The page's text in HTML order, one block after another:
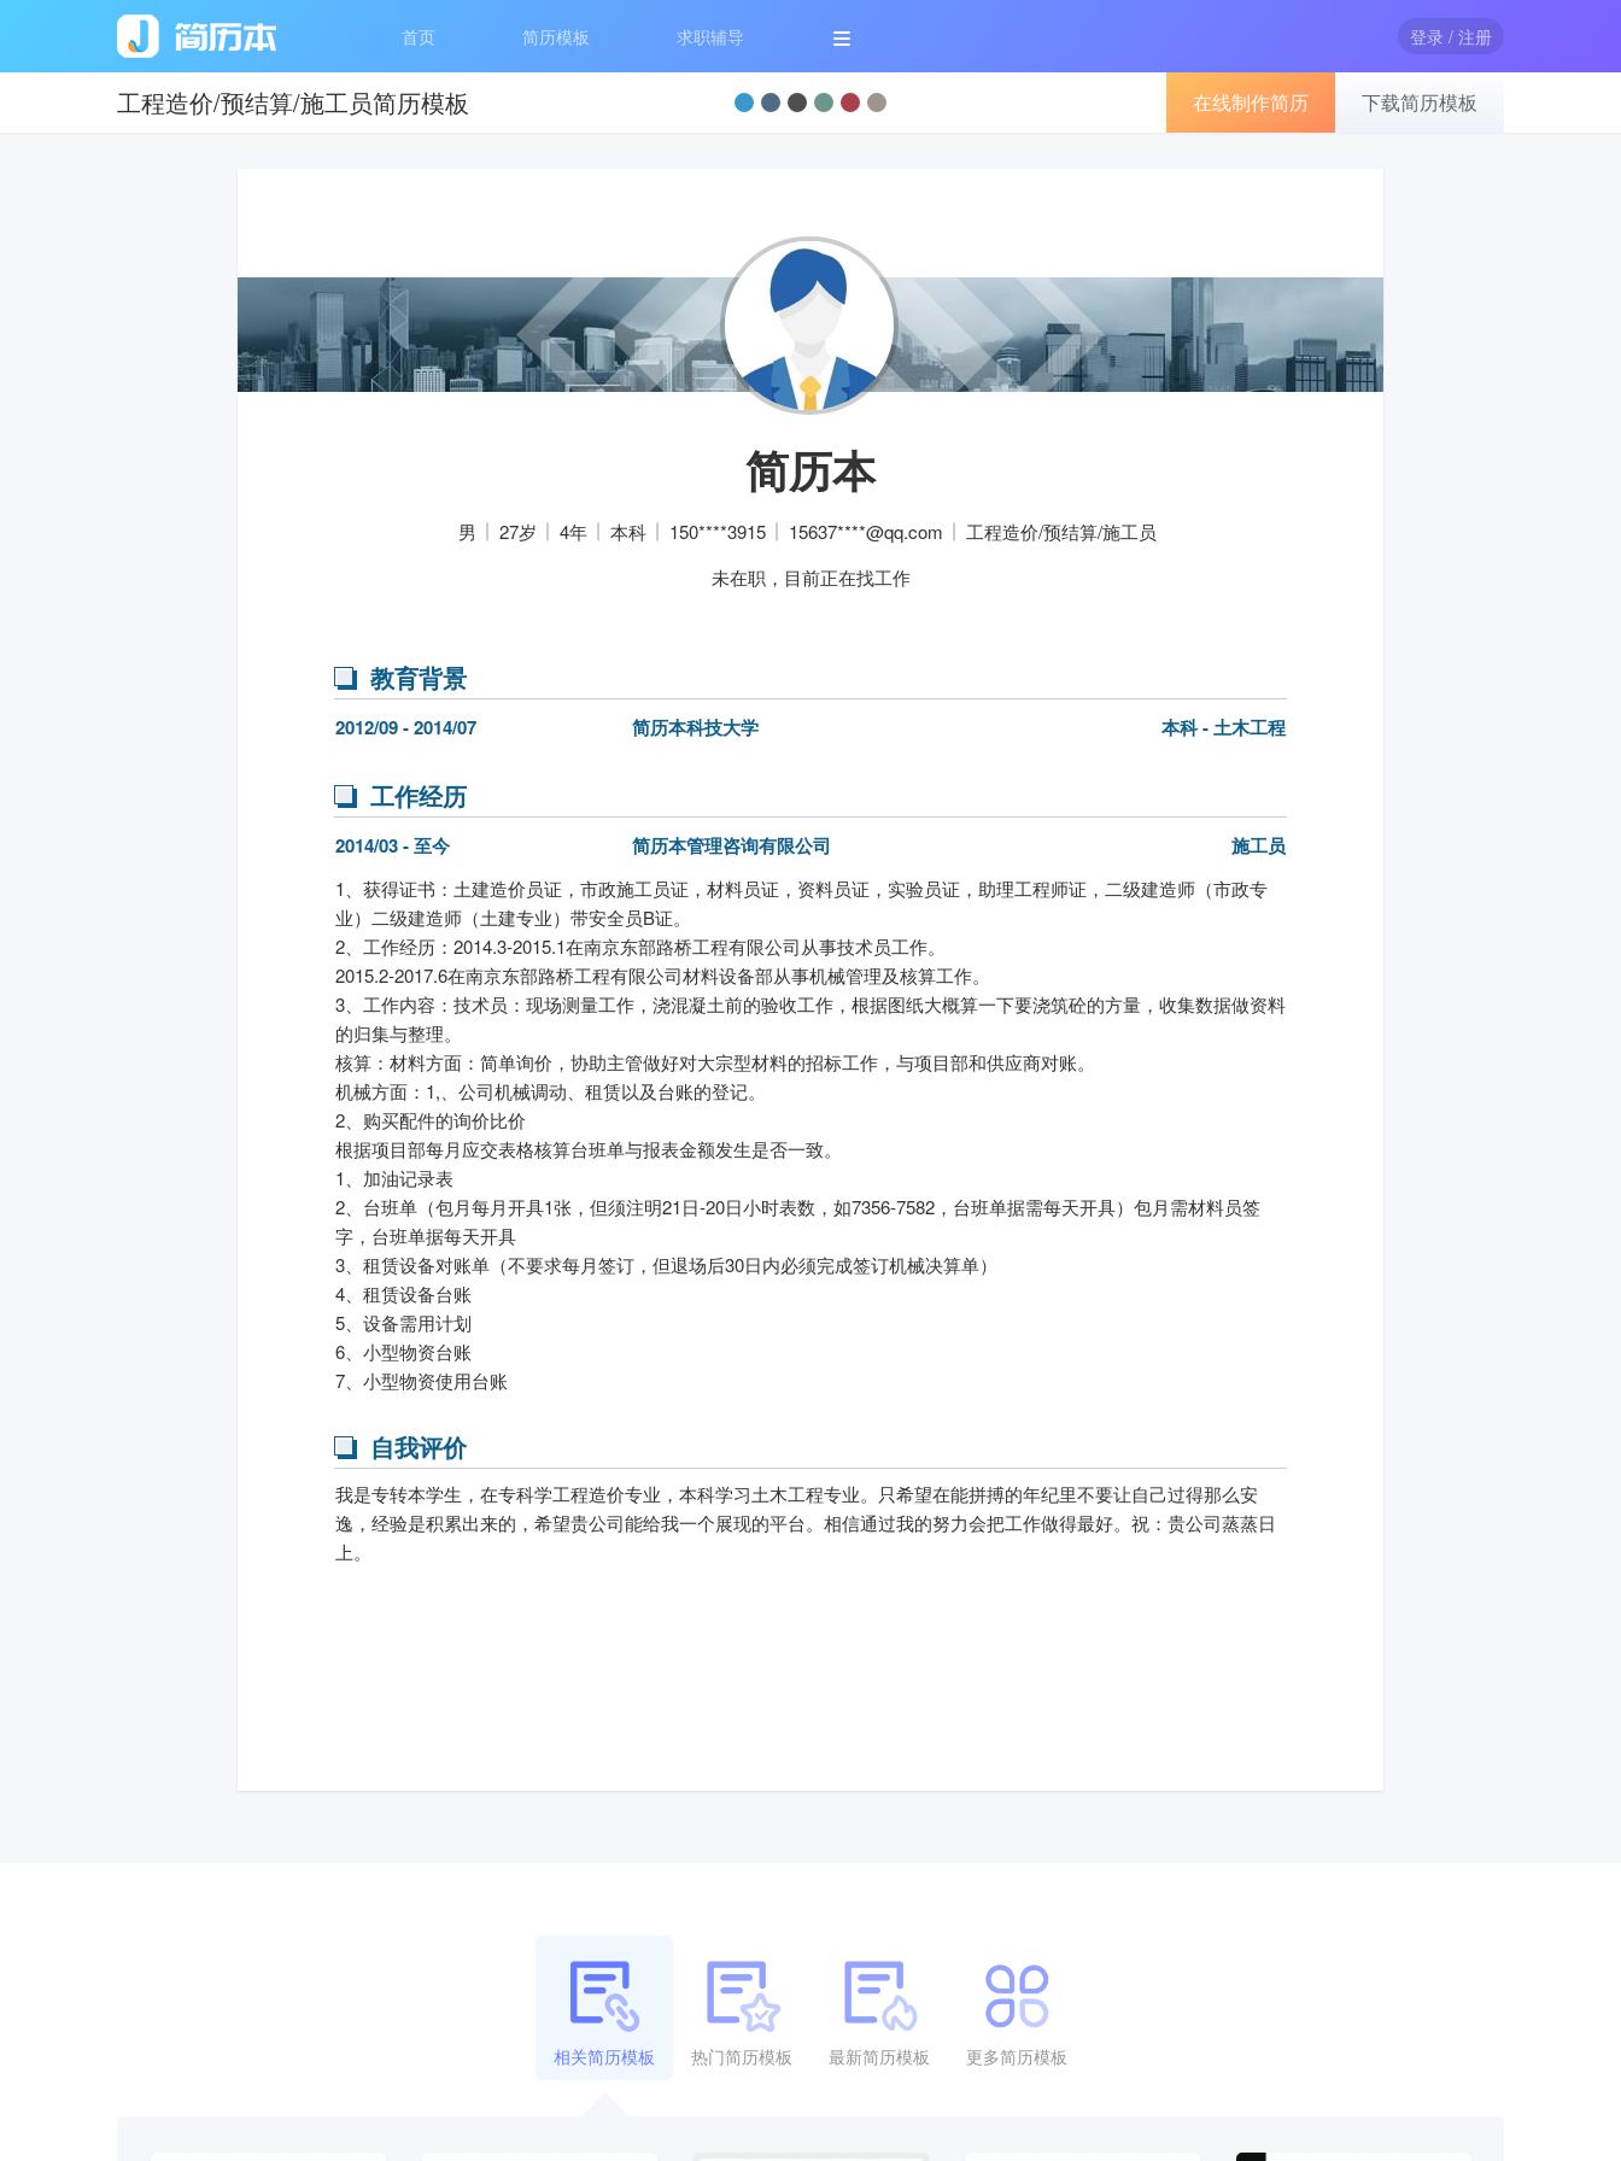
首页 简历模板 求职辅导 登录 / 注册
工程造价/预结算/施工员简历模板 在线制作简历 下载简历模板
◈
简历本
男 27岁 4年 本科 150****3915 15637****@qq.com
工程造价/预结算/施工员
未在职，目前正在找工作
教育背景
2012/09 - 2014/07 简历本科技大学 本科 - 土木工程
工作经历
2014/03 - 至今 简历本管理咨询有限公司 施工员
1、获得证书：土建造价员证，市政施工员证，材料员证，资料员证，实验员证，助理工程师证，二级建造师（市政专
业）二级建造师（土建专业）带安全员B证。
2、工作经历：2014.3-2015.1在南京东部路桥工程有限公司从事技术员工作。
2015.2-2017.6在南京东部路桥工程有限公司材料设备部从事机械管理及核算工作。
3、工作内容：技术员：现场测量工作，浇混凝土前的验收工作，根据图纸大概算一下要浇筑砼的方量，收集数据做资料
的归集与整理。
核算：材料方面：简单询价，协助主管做好对大宗型材料的招标工作，与项目部和供应商对账。
机械方面：1,、公司机械调动、租赁以及台账的登记。
2、购买配件的询价比价
根据项目部每月应交表格核算台班单与报表金额发生是否一致。
1、加油记录表
2、台班单（包月每月开具1张，但须注明21日-20日小时表数，如7356-7582，台班单据需每天开具）包月需材料员签
字，台班单据每天开具
3、租赁设备对账单（不要求每月签订，但退场后30日内必须完成签订机械决算单）
4、租赁设备台账
5、设备需用计划
6、小型物资台账
7、小型物资使用台账
自我评价
我是专转本学生，在专科学工程造价专业，本科学习土木工程专业。只希望在能拼搏的年纪里不要让自己过得那么安
逸，经验是积累出来的，希望贵公司能给我一个展现的平台。相信通过我的努力会把工作做得最好。祝：贵公司蒸蒸日
上。
相关简历模板 热门简历模板 最新简历模板 更多简历模板